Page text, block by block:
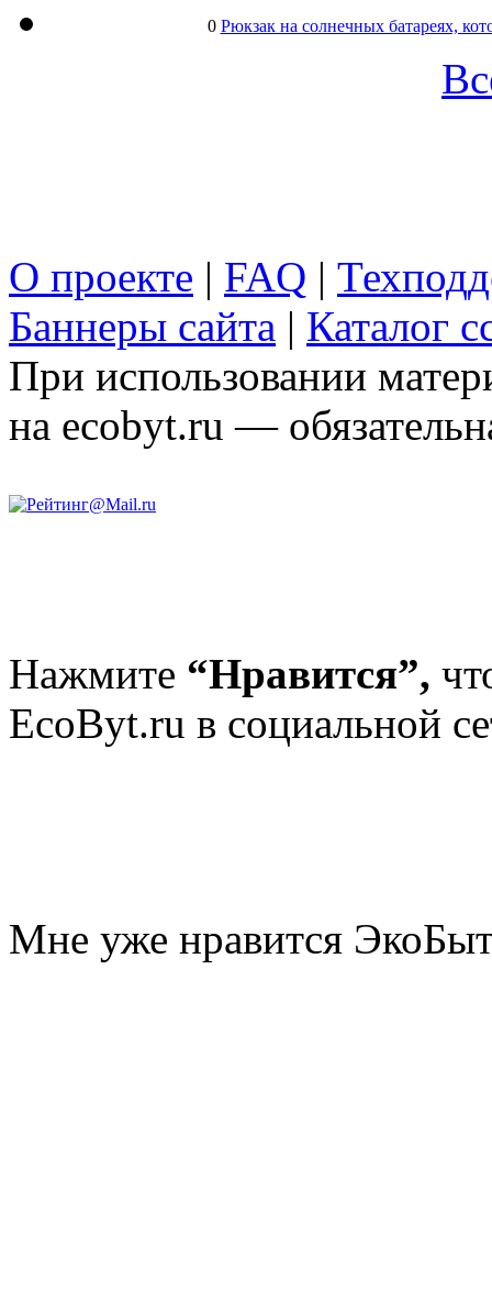
0 Рюкзак на солнечных батареях,
О проекте | FAQ |
Баннеры сайта | Каталог
При использовании
на ecobyt.ru —
Нажмите “Нравится”,
EcoByt.ru в социальной
Мне уже нравится